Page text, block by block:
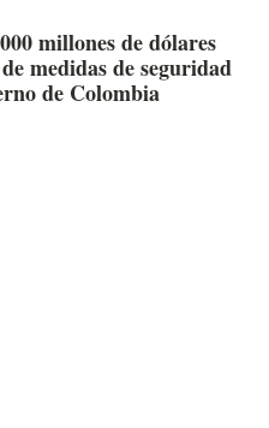
millones de dólares
medidas de seguridad
de Colombia